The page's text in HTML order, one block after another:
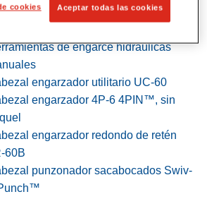
All Herramientas de servicios
de engarce hidráulicas
engarzador utilitario UC-60
engarzador 4P-6 4PIN™, sin
engarzador redondo de retén
60B
punzonador sacabocados Swiv-
cookies Aceptar todas las cookies